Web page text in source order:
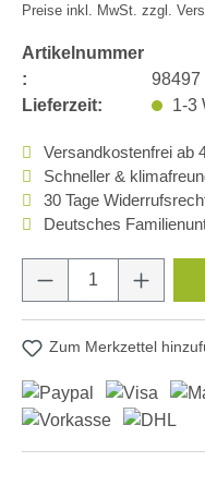
Preise inkl. MwSt. zzgl.
Artikelnummer
:
98497
Lieferzeit:
1-3
Versandkostenfrei ab
Schneller &
30 Tage
Deutsches
Produkt
Zum Merkzettel